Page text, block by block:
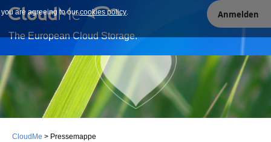
Our site uses cookies. By continuing to use our site you are
agreeing to our cookies policy.
you are agreeing to ourcookies policy.
The European Cloud Storage.
Anmelden
CloudMe > Pressemappe